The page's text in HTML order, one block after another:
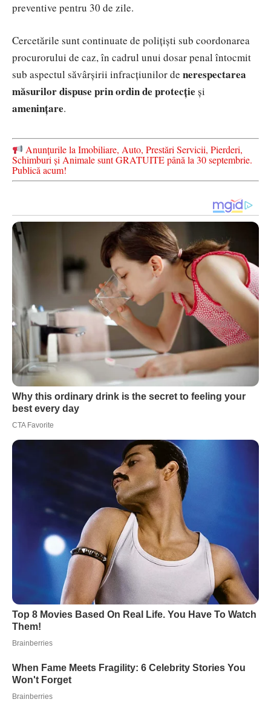
preventive pentru 30 de zile.
Cercetările sunt continuate de polițiști sub coordonarea
procurorului de caz, în cadrul unui dosar penal întocmit
sub aspectul săvârșirii infracțiunilor de nerespectarea
măsurilor dispuse prin ordin de protecție și
amenințare.
Anunțurile la Imobiliare, Auto, Prestări Servicii, Pierderi,
Schimburi și Animale sunt GRATUITE până la 30 septembrie.
Publică acum!